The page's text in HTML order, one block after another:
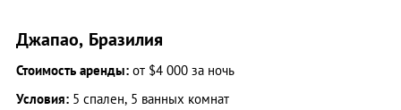
Джапао, Бразилия
Стоимость аренды: от $4 000 за ночь
Условия: 5 спален, 5 ванных комнат